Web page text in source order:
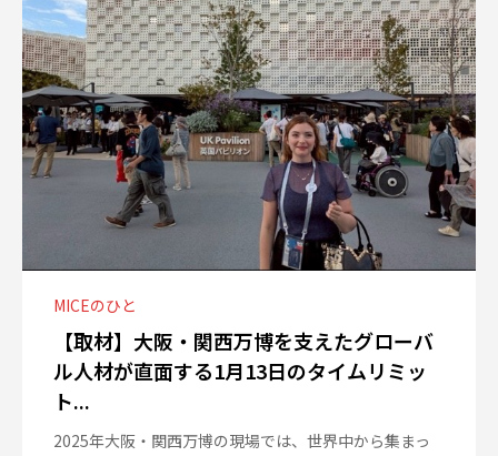
MICEのひと
【取材】大阪・関西万博を支えたグローバ
ル人材が直面する1月13日のタイムリミッ
ト...
2025年大阪・関西万博の現場では、世界中から集まっ